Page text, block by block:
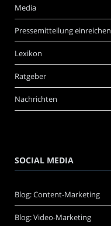
Media
Pressemitteilung einreichen
Lexikon
Ratgeber
Nachrichten
SOCIAL MEDIA
Blog: Content-Marketing
Blog: Video-Marketing